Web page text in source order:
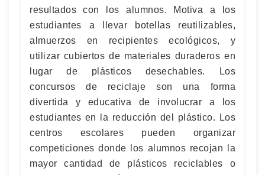
resultados con los alumnos. Motiva a los
estudiantes a llevar botellas reutilizables,
almuerzos en recipientes ecológicos, y
utilizar cubiertos de materiales duraderos en
lugar de plásticos desechables. Los
concursos de reciclaje son una forma
divertida y educativa de involucrar a los
estudiantes en la reducción del plástico. Los
centros escolares pueden organizar
competiciones donde los alumnos recojan la
mayor cantidad de plásticos reciclables o